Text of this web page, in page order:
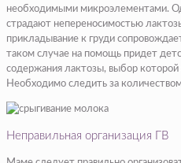
необходимыми микроэлементами.
страдают непереносимостью
прикладывание к груди
таком случае на помощь придет
содержания лактозы, выбор которой
Необходимо следить за
Неправильная организация ГВ